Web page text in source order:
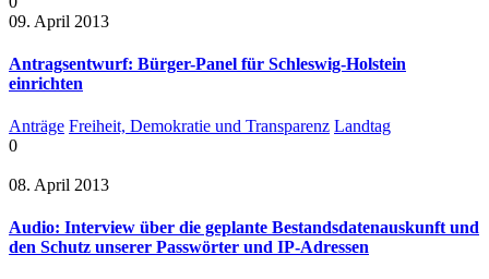
09. April 2013
Antragsentwurf: Bürger-Panel für Schleswig-Holstein
einrichten
Anträge Freiheit, Demokratie und Transparenz Landtag
0
08. April 2013
Audio: Interview über die geplante Bestandsdatenauskunft und
den Schutz unserer Passwörter und IP-Adressen